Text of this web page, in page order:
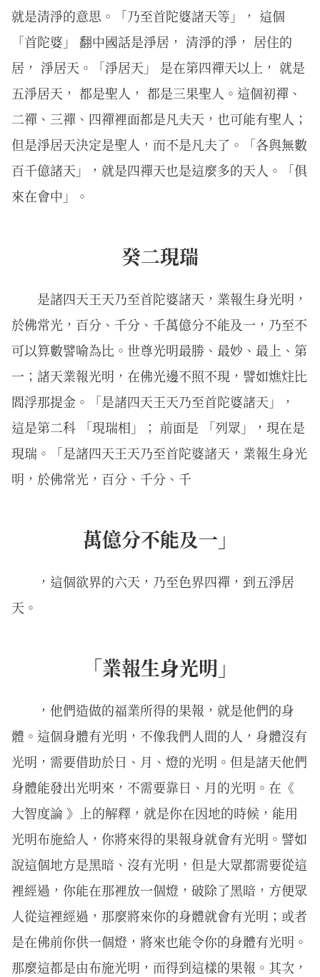
就是清淨的意思。「乃至首陀婆諸天等」， 這個
「首陀婆」 翻中國話是淨居， 清淨的淨， 居住的
居， 淨居天。「淨居天」 是在第四禪天以上， 就是
五淨居天， 都是聖人， 都是三果聖人。這個初禪、
二禪、三禪、四禪裡面都是凡夫天，也可能有聖人；
但是淨居天決定是聖人，而不是凡夫了。「各與無數
百千億諸天」，就是四禪天也是這麼多的天人。「俱
來在會中」。
癸二現瑞
是諸四天王天乃至首陀婆諸天，業報生身光明，
於佛常光，百分、千分、千萬億分不能及一，乃至不
可以算數譬喻為比。世尊光明最勝、最妙、最上、第
一；諸天業報光明，在佛光邊不照不現，譬如燋炷比
閻浮那提金。「是諸四天王天乃至首陀婆諸天」，
這是第二科 「現瑞相」； 前面是 「列眾」，現在是
現瑞。「是諸四天王天乃至首陀婆諸天，業報生身光
明，於佛常光，百分、千分、千
萬億分不能及一」
，這個欲界的六天，乃至色界四禪，到五淨居
天。
「業報生身光明」
，他們造做的福業所得的果報，就是他們的身
體。這個身體有光明，不像我們人間的人，身體沒有
光明，需要借助於日、月、燈的光明。但是諸天他們
身體能發出光明來，不需要靠日、月的光明。在《
大智度論 》上的解釋，就是你在因地的時候，能用
光明布施給人，你將來得的果報身就會有光明。譬如
說這個地方是黑暗、沒有光明，但是大眾都需要從這
裡經過，你能在那裡放一個燈，破除了黑暗，方便眾
人從這裡經過，那麼將來你的身體就會有光明；或者
是在佛前你供一個燈，將來也能令你的身體有光明。
那麼這都是由布施光明，而得到這樣的果報。其次，